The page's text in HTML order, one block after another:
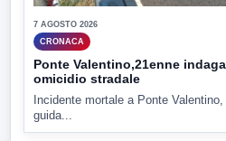
7 AGOSTO 2026
CRONACA
Ponte Valentino,21enne
omicidio stradale
Incidente mortale a Ponte
guida...